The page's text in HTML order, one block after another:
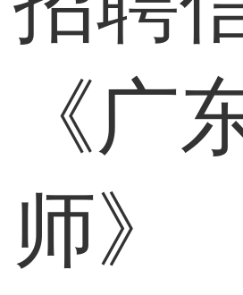
《广
师》